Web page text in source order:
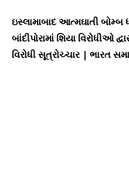
ઇસ્લામાબાદ આત્મઘાતી બોમ્બ
બાંદીપોરામાં શિયા વિરોધીઓ
વિરોધી સૂત્રોચ્ચાર | ભારત